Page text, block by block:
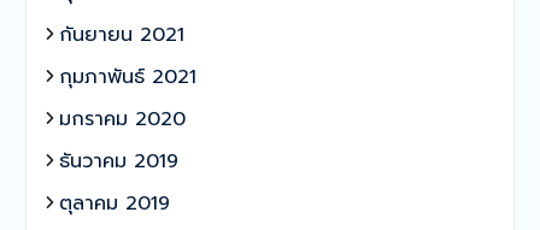
กันยายน 2021
กุมภาพันธ์ 2021
มกราคม 2020
ธันวาคม 2019
ตุลาคม 2019